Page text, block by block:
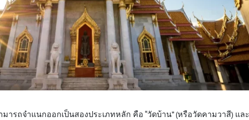
ารถจำแนกออกเป็นสองประเภทหลัก คือ “วัดบ้าน” (หรือวัดคามวาสี) และ